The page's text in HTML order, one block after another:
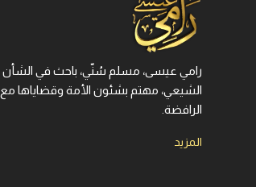
رامي عيسى، مسلم سُنّي، باحث في الشأن
الشيعي، مهتم بشئون الأمة وقضاياها مع
الرافضة.
المزيد